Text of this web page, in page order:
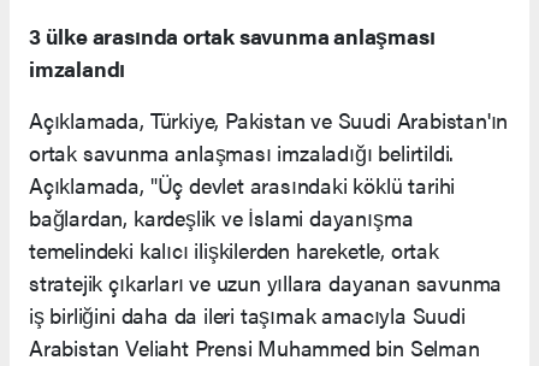
3 ülke arasında ortak savunma anlaşması
imzalandı
Açıklamada, Türkiye, Pakistan ve Suudi Arabistan'ın
ortak savunma anlaşması imzaladığı belirtildi.
Açıklamada, "Üç devlet arasındaki köklü tarihi
bağlardan, kardeşlik ve İslami dayanışma
temelindeki kalıcı ilişkilerden hareketle, ortak
stratejik çıkarları ve uzun yıllara dayanan savunma
iş birliğini daha da ileri taşımak amacıyla Suudi
Arabistan Veliaht Prensi Muhammed bin Selman